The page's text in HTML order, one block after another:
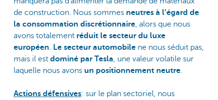
de construction. Nous sommes neutres à l’égard de
la consommation discrétionnaire, alors que nous
avons totalement réduit le secteur du luxe
européen. Le secteur automobile ne nous séduit pas,
mais il est dominé par Tesla, une valeur volatile sur
laquelle nous avons un positionnement neutre.
Actions défensives: sur le plan sectoriel, nous